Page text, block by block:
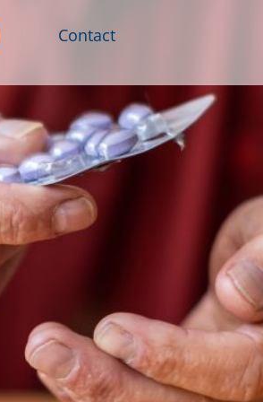
Contact